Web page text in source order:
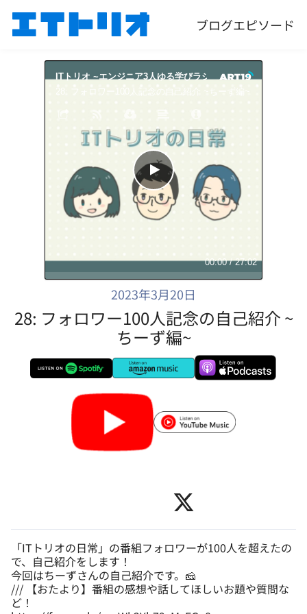
ブログエピソード
ITトリオ ~エンジニア3人ゆる学びラジオ~
ITトリオ ~
28: フォロワー100人記念の自己紹介 ~ちーず編~
00:00/27:02
2023年3月20日
28: フォロワー100人記念の自己紹介 ~
ちーず編~
「ITトリオの日常」の番組フォロワーが100人を超えたの
で、自己紹介をします！
今回はちーずさんの自己紹介です。🧀
/// 【おたより】番組の感想や話してほしいお題や質問な